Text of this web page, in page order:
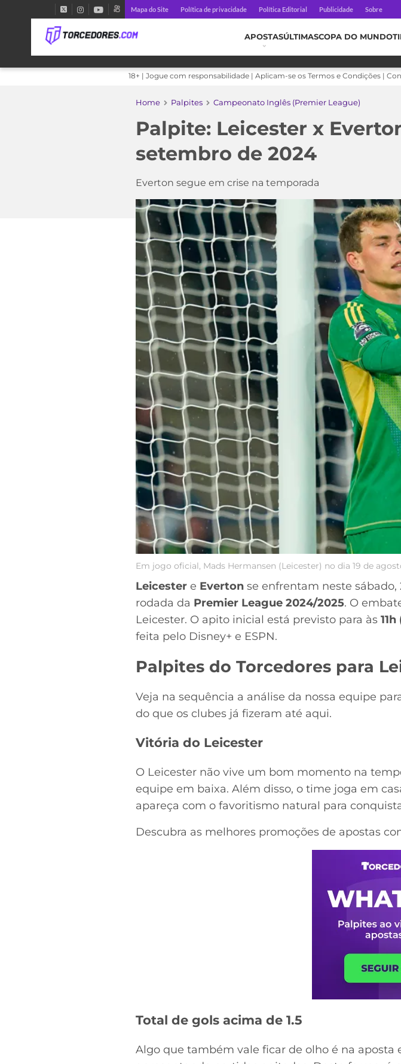
Mapa do Site Política de privacidade Política Editorial Publicidade Sobre
APOSTASÚLTIMASCOPA DO MUNDO
18+ | Jogue com responsabilidade | Aplicam-se os Termos e Condições |
Home Palpites Campeonato Inglês (Premier League)
Palpite: Leicester x
setembro de 2024
Everton segue em crise na temporada
Em jogo oficial, Mads Hermansen (Leicester) no dia 19 de
Leicester e Everton se enfrentam neste sábado,
rodada da Premier League 2024/2025. O
Leicester. O apito inicial está previsto para às
feita pelo Disney+ e ESPN.
Palpites do Torcedores para
Veja na sequência a análise da nossa equipe
do que os clubes já fizeram até aqui.
Vitória do Leicester
O Leicester não vive um bom momento na
equipe em baixa. Além disso, o time joga em
apareça com o favoritismo natural para
Descubra as melhores promoções de apostas
Total de gols acima de 1.5
Algo que também vale ficar de olho é na aposta